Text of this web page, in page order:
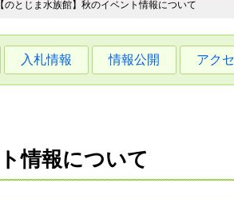
【のとじま水族館】秋のイベント情報について
入札情報 情報公開 アク
情報について